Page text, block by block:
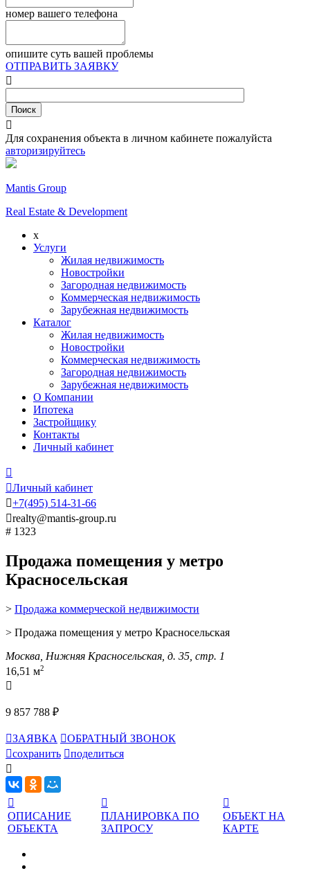
номер вашего телефона
опишите суть вашей проблемы
ОТПРАВИТЬ ЗАЯВКУ


Для сохранения объекта в личном кабинете пожалуйста
авторизируйтесь
Mantis Group
Real Estate & Development
x
Услуги
Жилая недвижимость
Новостройки
Загородная недвижимость
Коммерческая недвижимость
Зарубежная недвижимость
Каталог
Жилая недвижимость
Новостройки
Коммерческая недвижимость
Загородная недвижимость
Зарубежная недвижимость
О Компании
Ипотека
Застройщику
Контакты
Личный кабинет

Личный кабинет
+7(495) 514-31-66
realty@mantis-group.ru
# 1323
Продажа помещения у метро
Красносельская
> Продажа коммерческой недвижимости
> Продажа помещения у метро Красносельская
Москва, Нижняя Красносельская, д. 35, стр. 1
16,51 м2

9 857 788 ₽
ЗАЯВКА ОБРАТНЫЙ ЗВОНОК
сохранить поделиться


ОПИСАНИЕ
ОБЪЕКТА

ПЛАНИРОВКА ПО
ЗАПРОСУ

ОБЪЕКТ НА
КАРТЕ